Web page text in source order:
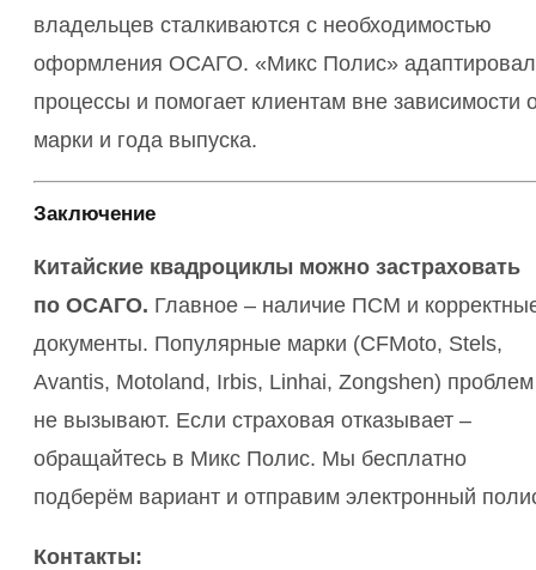
владельцев сталкиваются с необходимостью
оформления ОСАГО. «Микс Полис» адаптировал
процессы и помогает клиентам вне зависимости
марки и года выпуска.
Заключение
Китайские квадроциклы можно застраховать
по ОСАГО. Главное – наличие ПСМ и
документы. Популярные марки (CFMoto, Stels,
Avantis, Motoland, Irbis, Linhai, Zongshen) проблем
не вызывают. Если страховая отказывает –
обращайтесь в Микс Полис. Мы бесплатно
подберём вариант и отправим электронный
Контакты: